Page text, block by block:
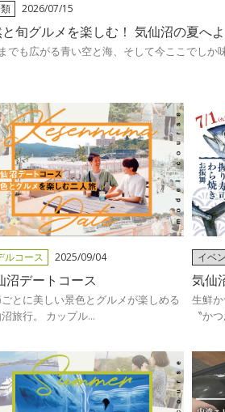
2026/07/15
旬グルメを楽しむ！ 気仙沼の夏へよ
でも広がる青い空と海、そして今ここでしか
ルコース 2025/09/04
沼デートコース
とに美しい景色とグルメが楽しめる
旅行。 カップル...
イベ
025/06/
気仙
生鮮
〝か